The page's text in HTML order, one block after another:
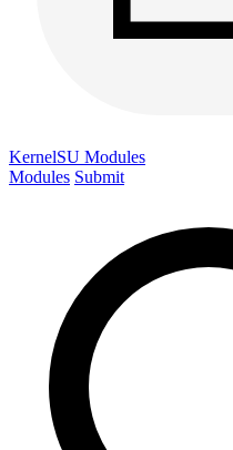
KernelSU Modules
Modules Submit